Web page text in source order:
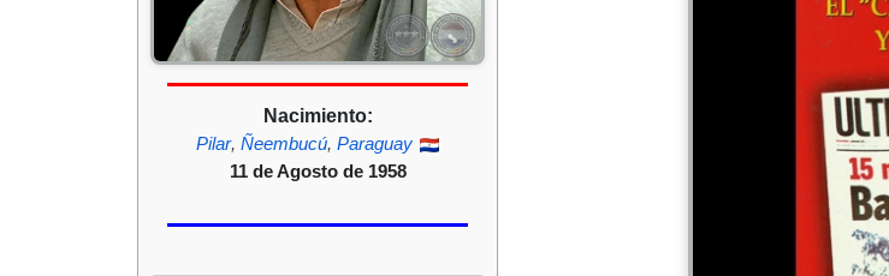
Nacimiento:
Pilar, Ñeembucú, Paraguay
11 de Agosto de 1958